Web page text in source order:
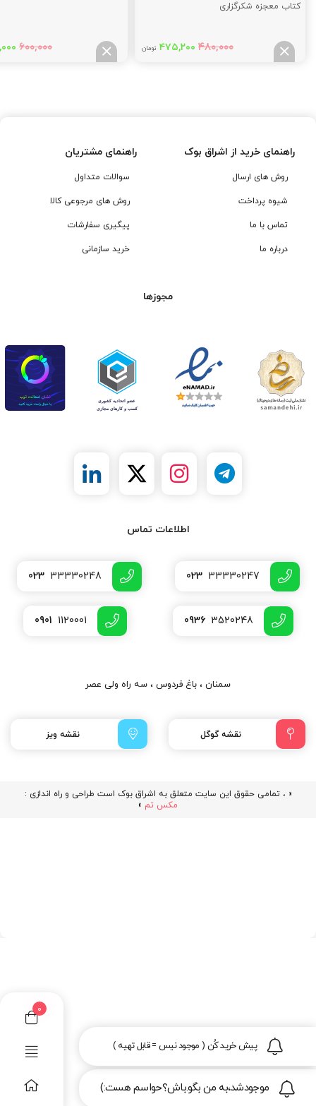
موجودشد،به من بگو.باش؟حواسم هست:)
پیش خرید کُن ( موجود نیس = قابل تهیه )
کتاب معجزه شکرگزاری
۴۸۰,۰۰۰ قیمت
۴۷۵,۲۰۰ تومانقیمت
۶۰۰,۰۰۰
0
راهنمای خرید از اشراق بوک
روش های ارسال
شیوه پرداخت
تماس با ما
درباره ما
راهنمای مشتریان
سوالات متداول
روش های مرجوعی کالا
پیگیری سفارشات
خرید سازمانی
مجوزها
اطلاعات تماس
023 33330247
023 33330248
0936 3520248
0901 1120001
سمنان ، باغ فردوس ، سه راه ولی عصر
نقشه گوگل نقشه ویز
« ، تمامی حقوق این سایت متعلق به اشراق بوک است طراحی و راه اندازی :
مکس تم »